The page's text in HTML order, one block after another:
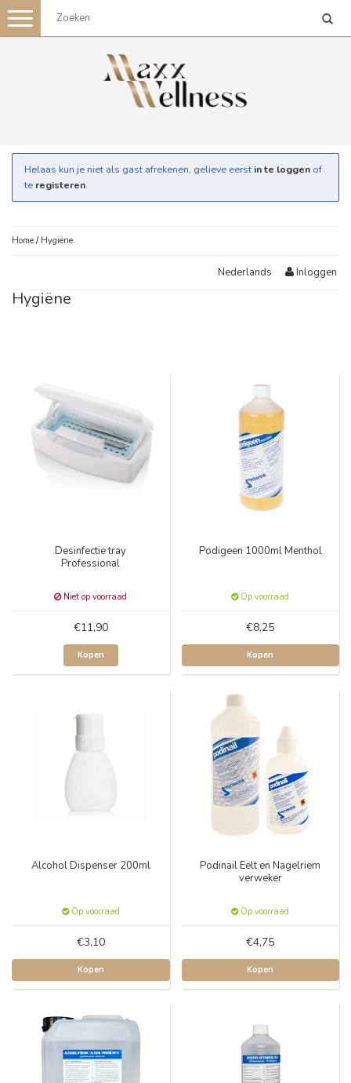
Toggle
navigation
Helaas kun je niet als gast afrekenen, gelieve eerst in te loggen of
te registeren.
Home / Hygiëne
Nederlands Inloggen
Hygiëne
Desinfectie tray
Professional
Niet op voorraad
€11,90
Kopen
Podigeen 1000ml Menthol
Op voorraad
€8,25
Kopen
Alcohol Dispenser 200ml
Op voorraad
€3,10
Kopen
Podinail Eelt en Nagelriem
verweker
Op voorraad
€4,75
Kopen